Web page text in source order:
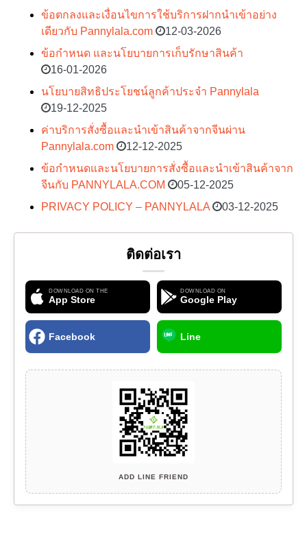
ข้อตกลงและเงื่อนไขการใช้บริการฝากนำเข้าอย่าง
เดียวกับ Pannylala.com
12-03-2026
ข้อกำหนด และนโยบายการเก็บรักษาสินค้า
16-01-2026
นโยบายสิทธิประโยชน์ลูกค้าประจำ Pannylala
19-12-2025
ค่าบริการสั่งซื้อและนำเข้าสินค้าจากจีนผ่าน
Pannylala.com
12-12-2025
ข้อกำหนดและนโยบายการสั่งซื้อและนำเข้าสินค้าจาก
จีนกับ PANNYLALA.COM
05-12-2025
PRIVACY POLICY – PANNYLALA
03-12-2025
ติดต่อเรา
DOWNLOAD ON THE
App Store
DOWNLOAD ON
Google Play
Facebook Line
ADD LINE FRIEND